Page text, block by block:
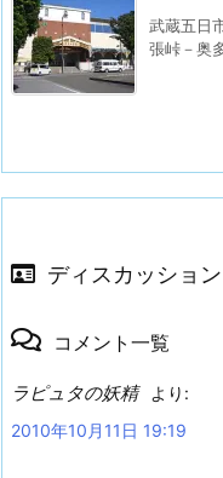
武蔵五日
張峠－奥
ディスカッション
コメント一覧
ラピュタの妖精
より:
2010年10月11日 19:19